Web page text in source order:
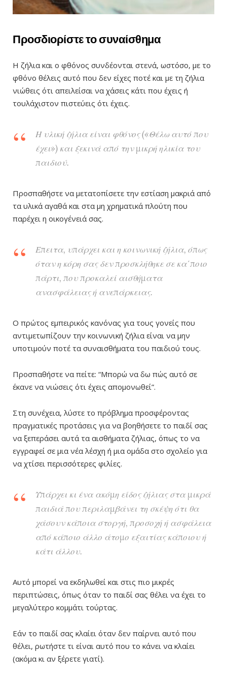
Προσδιορίστε το συναίσθημα
Η ζήλια και ο φθόνος συνδέονται στενά, ωστόσο, με το
φθόνο θέλεις αυτό που δεν είχες ποτέ και με τη ζήλια
νιώθεις ότι απειλείσαι να χάσεις κάτι που έχεις ή
τουλάχιστον πιστεύεις ότι έχεις.
Η υλική ζήλια είναι φθόνος («Θέλω αυτό που
έχει») και ξεκινά από την μικρή ηλικία του
παιδιού.
Προσπαθήστε να μετατοπίσετε την εστίαση μακριά από
τα υλικά αγαθά και στα μη χρηματικά πλούτη που
παρέχει η οικογένειά σας.
Έπειτα, υπάρχει και η κοινωνική ζήλια, όπως
όταν η κόρη σας δεν προσκλήθηκε σε κα΄ποιο
πάρτι, που προκαλεί αισθήματα
ανασφάλειας ή ανεπάρκειας.
Ο πρώτος εμπειρικός κανόνας για τους γονείς που
αντιμετωπίζουν την κοινωνική ζήλια είναι να μην
υποτιμούν ποτέ τα συναισθήματα του παιδιού τους.
Προσπαθήστε να πείτε: “Μπορώ να δω πώς αυτό σε
έκανε να νιώσεις ότι έχεις απομονωθεί”.
Στη συνέχεια, λύστε το πρόβλημα προσφέροντας
πραγματικές προτάσεις για να βοηθήσετε το παιδί σας
να ξεπεράσει αυτά τα αισθήματα ζήλιας, όπως το να
εγγραφεί σε μια νέα λέσχη ή μια ομάδα στο σχολείο για
να χτίσει περισσότερες φιλίες.
Υπάρχει κι ένα ακόμη είδος ζήλιας στα μικρά
παιδιά που περιλαμβάνει τη σκέψη ότι θα
χάσουν κάποια στοργή, προσοχή ή ασφάλεια
από κάποιο άλλο άτομο εξαιτίας κάποιου ή
κάτι άλλου.
Αυτό μπορεί να εκδηλωθεί και στις πιο μικρές
περιπτώσεις, όπως όταν το παιδί σας θέλει να έχει το
μεγαλύτερο κομμάτι τούρτας.
Εάν το παιδί σας κλαίει όταν δεν παίρνει αυτό που
θέλει, ρωτήστε τι είναι αυτό που το κάνει να κλαίει
(ακόμα κι αν ξέρετε γιατί).